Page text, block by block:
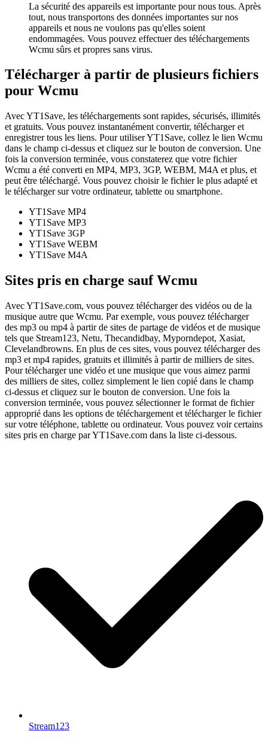
La sécurité des appareils est importante pour nous tous. Après
tout, nous transportons des données importantes sur nos
appareils et nous ne voulons pas qu'elles soient
endommagées. Vous pouvez effectuer des téléchargements
Wcmu sûrs et propres sans virus.
Télécharger à partir de plusieurs fichiers
pour Wcmu
Avec YT1Save, les téléchargements sont rapides, sécurisés, illimités
et gratuits. Vous pouvez instantanément convertir, télécharger et
enregistrer tous les liens. Pour utiliser YT1Save, collez le lien Wcmu
dans le champ ci-dessus et cliquez sur le bouton de conversion. Une
fois la conversion terminée, vous constaterez que votre fichier
Wcmu a été converti en MP4, MP3, 3GP, WEBM, M4A et plus, et
peut être téléchargé. Vous pouvez choisir le fichier le plus adapté et
le télécharger sur votre ordinateur, tablette ou smartphone.
YT1Save MP4
YT1Save MP3
YT1Save 3GP
YT1Save WEBM
YT1Save M4A
Sites pris en charge sauf Wcmu
Avec YT1Save.com, vous pouvez télécharger des vidéos ou de la
musique autre que Wcmu. Par exemple, vous pouvez télécharger
des mp3 ou mp4 à partir de sites de partage de vidéos et de musique
tels que Stream123, Netu, Thecandidbay, Myporndepot, Xasiat,
Clevelandbrowns. En plus de ces sites, vous pouvez télécharger des
mp3 et mp4 rapides, gratuits et illimités à partir de milliers de sites.
Pour télécharger une vidéo et une musique que vous aimez parmi
des milliers de sites, collez simplement le lien copié dans le champ
ci-dessus et cliquez sur le bouton de conversion. Une fois la
conversion terminée, vous pouvez sélectionner le format de fichier
approprié dans les options de téléchargement et télécharger le fichier
sur votre téléphone, tablette ou ordinateur. Vous pouvez voir certains
sites pris en charge par YT1Save.com dans la liste ci-dessous.
Stream123